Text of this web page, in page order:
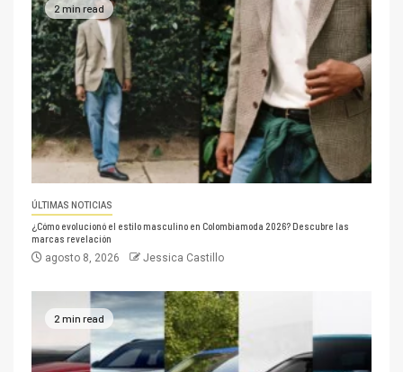
2 min read
ÚLTIMAS NOTICIAS
¿Cómo evolucionó el estilo masculino en Colombiamoda 2026? Descubre las
marcas revelación
agosto 8, 2026 Jessica Castillo
2 min read